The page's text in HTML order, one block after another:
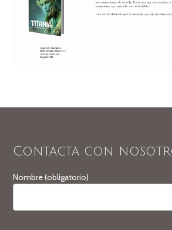
Contacta con
Nombre (obligatorio)